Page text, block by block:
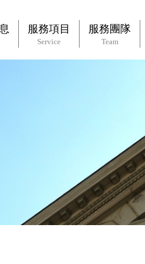
服務項目
Service
服務團隊
Team